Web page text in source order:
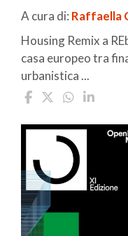
A cura di: Raffaella
Housing Remix a
casa europeo tra
urbanistica ...